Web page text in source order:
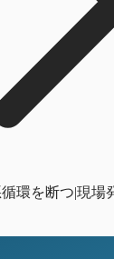
環を断つ|現場